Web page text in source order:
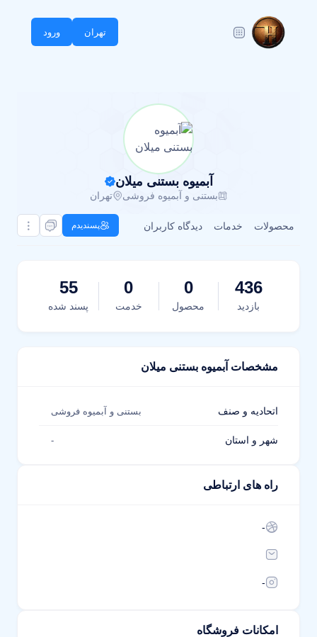
تهران ورود
آبمیوه بستنی میلان
بستنی و آبمیوه فروشی تهران
محصولات خدمات دیدگاه کاربران پسندیدم
436
بازدید
0
محصول
0
خدمت
55
پسند شده
مشخصات آبمیوه بستنی میلان
اتحادیه و صنف بستنی و آبمیوه فروشی
شهر و استان -
راه های ارتباطی
-
-
امکانات فروشگاه